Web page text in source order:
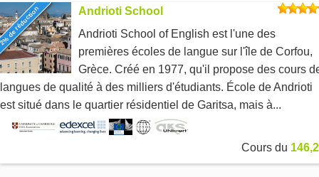
de réduction
Andrioti School
Andrioti School of English est l'une des
premières écoles de langue sur l'île de Corfou,
Grèce. Créé en 1977, qu'il propose des cours
langues de qualité à des milliers d'étudiants. École de Andrioti
est situé dans le quartier résidentiel de Garitsa, mais à...
Cours du